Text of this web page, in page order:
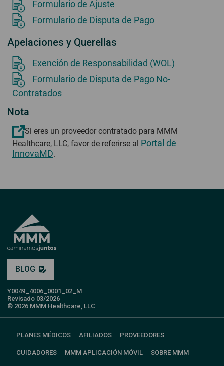
Formulario de Ajuste
Formulario de Disputa de Pago
Apelaciones y Querellas
Exención de Responsabilidad (WOL)
Formulario de Disputa de Pago No-
Contratados
Nota
Si eres un proveedor contratado para MMM
Healthcare, LLC, favor de referirse al Portal de
InnovaMD.
BLOG
Y0049_4006_0001_02_M
Revisado 03/2026
© 2026 MMM Healthcare, LLC
PLANES MÉDICOS AFILIADOS PROVEEDORES
CUIDADORES MMM APLICACIÓN MÓVIL SOBRE MMM